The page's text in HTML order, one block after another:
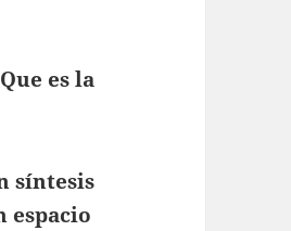
es la
síntesis
espacio